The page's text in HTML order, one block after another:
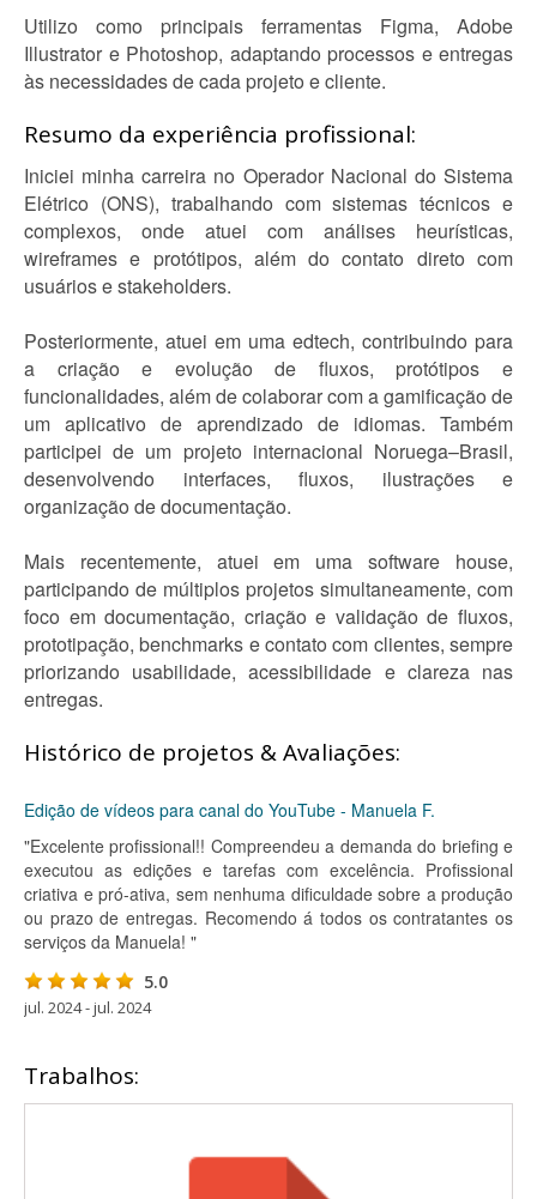
Utilizo como principais ferramentas Figma, Adobe
Illustrator e Photoshop, adaptando processos e entregas
às necessidades de cada projeto e cliente.
Resumo da experiência profissional:
Iniciei minha carreira no Operador Nacional do Sistema
Elétrico (ONS), trabalhando com sistemas técnicos e
complexos, onde atuei com análises heurísticas,
wireframes e protótipos, além do contato direto com
usuários e stakeholders.
Posteriormente, atuei em uma edtech, contribuindo para
a criação e evolução de fluxos, protótipos e
funcionalidades, além de colaborar com a gamificação de
um aplicativo de aprendizado de idiomas. Também
participei de um projeto internacional Noruega–Brasil,
desenvolvendo interfaces, fluxos, ilustrações e
organização de documentação.
Mais recentemente, atuei em uma software house,
participando de múltiplos projetos simultaneamente, com
foco em documentação, criação e validação de fluxos,
prototipação, benchmarks e contato com clientes, sempre
priorizando usabilidade, acessibilidade e clareza nas
entregas.
Histórico de projetos & Avaliações:
Edição de vídeos para canal do YouTube - Manuela F.
"Excelente profissional!! Compreendeu a demanda do briefing e
executou as edições e tarefas com excelência. Profissional
criativa e pró-ativa, sem nenhuma dificuldade sobre a produção
ou prazo de entregas. Recomendo á todos os contratantes os
serviços da Manuela! "
5.0
jul. 2024 - jul. 2024
Trabalhos: